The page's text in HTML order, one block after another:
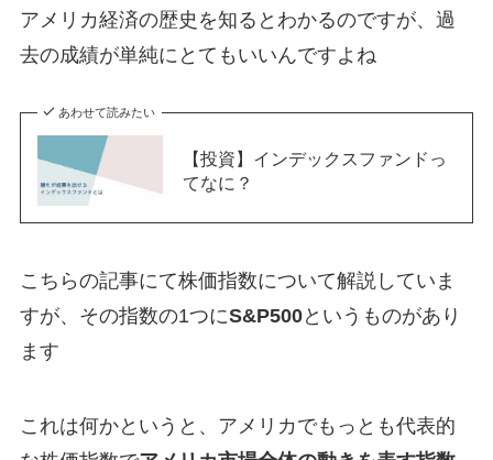
アメリカ経済の歴史を知るとわかるのですが、過
去の成績が単純にとてもいいんですよね
あわせて読みたい
【投資】インデックスファンドっ
てなに？
こちらの記事にて株価指数について解説していま
すが、その指数の1つにS&P500というものがあり
ます
これは何かというと、アメリカでもっとも代表的